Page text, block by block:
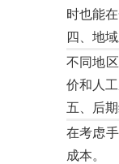
时也能
四、地
不同地
价和人
五、后
在考虑
成本。